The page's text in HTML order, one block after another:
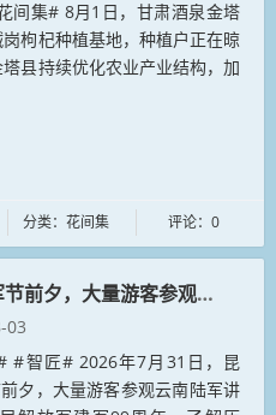
集# 8月1日，甘肃酒泉金塔
枸杞种植基地，种植户正在晾
县持续优化农业产业结构，加
分类：花间集 评论：0
节前夕，大量游客参观云南陆
03
#智匠# 2026年7月31日，昆
夕，大量游客参观云南陆军讲